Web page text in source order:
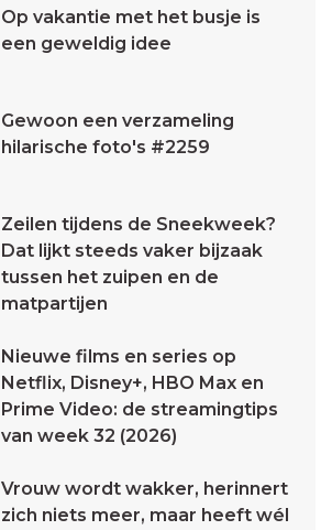
Op vakantie met het busje is
een geweldig idee
Gewoon een verzameling
hilarische foto's #2259
Zeilen tijdens de Sneekweek?
Dat lijkt steeds vaker bijzaak
tussen het zuipen en de
matpartijen
Nieuwe films en series op
Netflix, Disney+, HBO Max en
Prime Video: de streamingtips
van week 32 (2026)
Vrouw wordt wakker, herinnert
zich niets meer, maar heeft wél